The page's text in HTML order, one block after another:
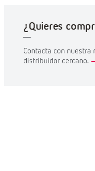
¿Quieres
Contacta con nuestra
distribuidor cercano.